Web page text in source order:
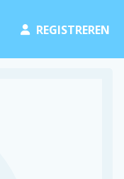
REGISTREREN